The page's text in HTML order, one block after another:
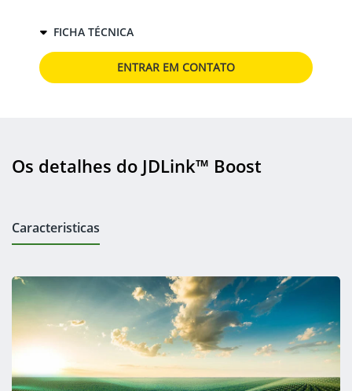
FICHA TÉCNICA
ENTRAR EM CONTATO
Os detalhes do JDLink™ Boost
Caracteristicas